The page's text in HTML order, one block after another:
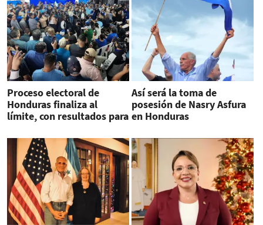
Proceso electoral de
Honduras finaliza al
límite, con resultados para
Así será la toma de
posesión de Nasry Asfura
en Honduras